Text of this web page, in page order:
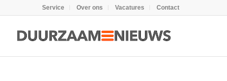
Service Over ons Vacatures Contact